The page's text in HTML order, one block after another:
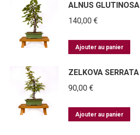
ALNUS GLUTINOSA
140,00 €
Ajouter au panier
ZELKOVA SERRATA
90,00 €
Ajouter au panier